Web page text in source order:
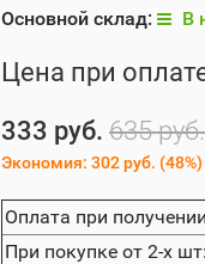
Основной склад: В
Цена при
333 руб. 635 руб.
Экономия: 302 руб. (48%)
Оплата при
При покупке от 2-х шт: